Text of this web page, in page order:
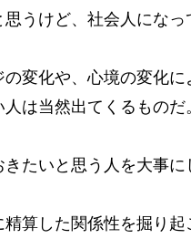
思うけど、社会人になっ
の変化や、心境の変化に
は当然出てくるものだ
きたいと思う人を大事に
精算した関係性を掘り起